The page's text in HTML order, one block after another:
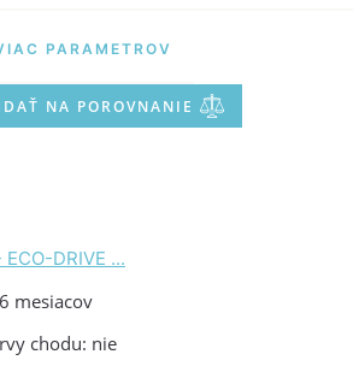
PARAMETROV
NA POROVNANIE
DRIVE ...
mesiacov
chodu: nie